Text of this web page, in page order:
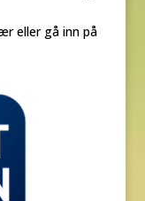
eller gå inn på